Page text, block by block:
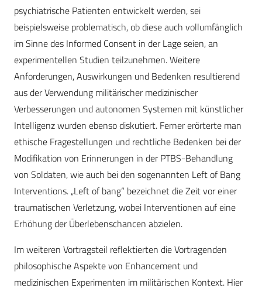
psychiatrische Patienten entwickelt werden, sei
beispielsweise problematisch, ob diese auch vollumfänglich
im Sinne des Informed Consent in der Lage seien, an
experimentellen Studien teilzunehmen. Weitere
Anforderungen, Auswirkungen und Bedenken resultierend
aus der Verwendung militärischer medizinischer
Verbesserungen und autonomen Systemen mit künstlicher
Intelligenz wurden ebenso diskutiert. Ferner erörterte man
ethische Fragestellungen und rechtliche Bedenken bei der
Modifikation von Erinnerungen in der PTBS-Behandlung
von Soldaten, wie auch bei den sogenannten Left of Bang
Interventions. „Left of bang“ bezeichnet die Zeit vor einer
traumatischen Verletzung, wobei Interventionen auf eine
Erhöhung der Überlebenschancen abzielen.
Im weiteren Vortragsteil reflektierten die Vortragenden
philosophische Aspekte von Enhancement und
medizinischen Experimenten im militärischen Kontext. Hier